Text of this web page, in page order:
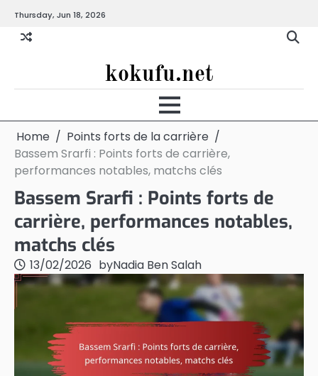
content
Thursday, Jun 18, 2026
kokufu.net
Home
Points forts de la carrière
Bassem Srarfi : Points forts de carrière,
performances notables, matchs clés
Bassem Srarfi : Points forts de
carrière, performances notables,
matchs clés
13/02/2026 byNadia Ben Salah